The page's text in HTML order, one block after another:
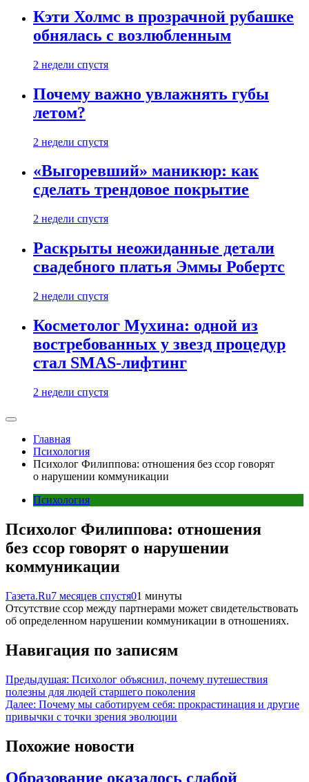
Кэти Холмс в прозрачной рубашке
обнялась с возлюбленным
2 недели спустя
Почему важно увлажнять губы
летом?
2 недели спустя
«Выгоревший» маникюр: как
сделать трендовое покрытие
2 недели спустя
Раскрыты неожиданные детали
свадебного платья Эммы Робертс
2 недели спустя
Косметолог Мухина: одной из
востребованных у звезд процедур
стал SMAS-лифтинг
2 недели спустя
Главная
Психология
Психолог Филиппова: отношения без ссор говорят
о нарушении коммуникации
Психология
Психолог Филиппова: отношения
без ссор говорят о нарушении
коммуникации
Газета.Ru7 месяцев спустя01 минуты
Отсутствие ссор между партнерами может свидетельствовать
об определенном нарушении коммуникации в отношениях.
Навигация по записям
Предыдущая: Психолог объяснил, почему путешествия
полезны для людей старшего поколения
Далее: Почему мы саботируем себя: прокрастинация и другие
привычки с точки зрения эволюции
Похожие новости
Образование оказалось слабой